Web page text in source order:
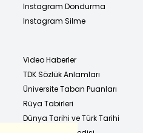
Instagram Dondurma
Instagram Silme
Video Haberler
TDK Sözlük Anlamları
Üniversite Taban Puanları
Rüya Tabirleri
Dünya Tarihi ve Türk Tarihi